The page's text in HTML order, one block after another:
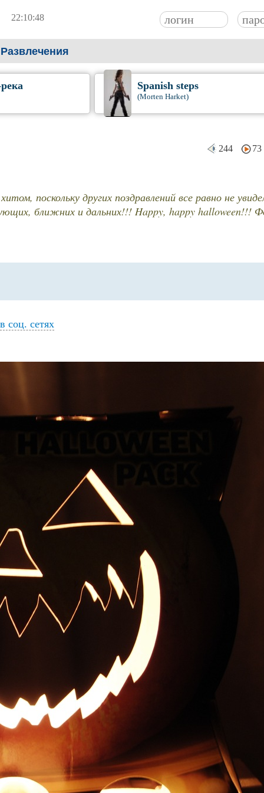
22:10:49
Развлечения
Spanish steps
(Morten Harket)
244 73
поскольку других поздравлений все равно не
ближних и дальних!!! Happy, happy halloween!!!
соц. сетях